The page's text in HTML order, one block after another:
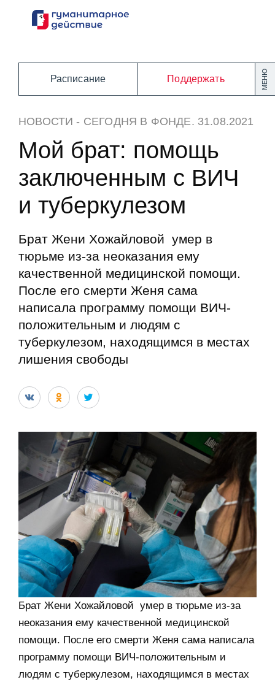
Перейти
МЕНЮ
Расписание Поддержать
НОВОСТИ - СЕГОДНЯ В ФОНДЕ. 31.08.2021
Мой брат: помощь
заключенным с ВИЧ
и туберкулезом
Брат Жени Хожайловой умер в
тюрьме из-за неоказания ему
качественной медицинской помощи.
После его смерти Женя сама
написала программу помощи ВИЧ-
положительным и людям с
туберкулезом, находящимся в местах
лишения свободы
Брат Жени Хожайловой умер в тюрьме из-за
неоказания ему качественной медицинской
помощи. После его смерти Женя сама написала
программу помощи ВИЧ-положительным и
людям с туберкулезом, находящимся в местах